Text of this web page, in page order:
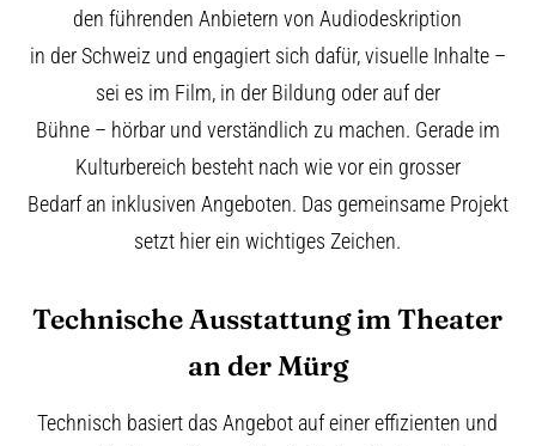
den führenden Anbietern von Audiodeskription
in der Schweiz und engagiert sich dafür, visuelle Inhalte –
sei es im Film, in der Bildung oder auf der
Bühne – hörbar und verständlich zu machen. Gerade im
Kulturbereich besteht nach wie vor ein grosser
Bedarf an inklusiven Angeboten. Das gemeinsame Projekt
setzt hier ein wichtiges Zeichen.
Technische Ausstattung im Theater
an der Mürg
Technisch basiert das Angebot auf einer effizienten und